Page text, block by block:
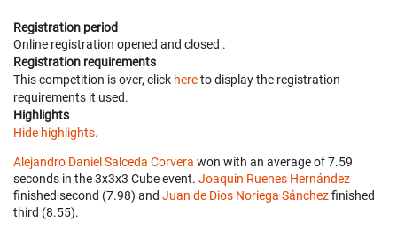
Registration period
Online registration opened and closed .
Registration requirements
This competition is over, click hereto display the registration
requirements it used.
Highlights
Hide highlights.
Alejandro Daniel Salceda Corvera won with an average of 7.59
seconds in the 3x3x3 Cube event. Joaquin Ruenes Hernández
finished second (7.98) and Juan de Dios Noriega Sánchezfinished
third (8.55).